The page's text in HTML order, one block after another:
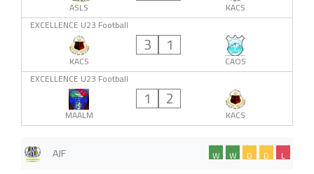
ASLS
KACS
EXCELLENCE U23 Football
KACS
3 1
CAOS
EXCELLENCE U23 Football
MAALM
1 2
KACS
AJF L
D
D
W
W